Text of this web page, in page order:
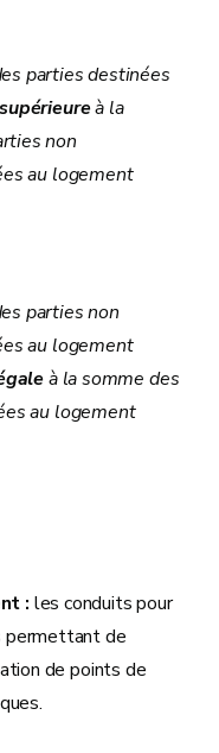
parties destinées
supérieureà la
non
au logement
parties non
au logement
à la somme des
au logement
: les conduits pour
permettant de
de points de